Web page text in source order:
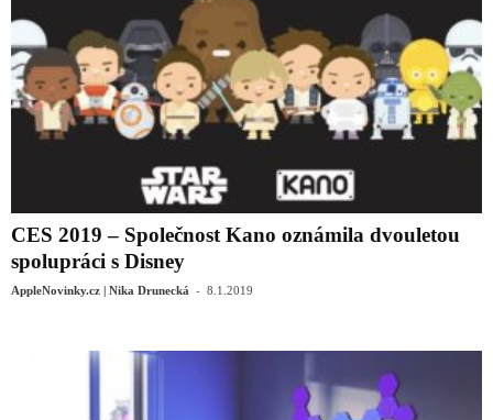
CES 2019 – Společnost Kano oznámila dvouletou
spolupráci s Disney
AppleNovinky.cz | Nika Drunecká - 8.1.2019